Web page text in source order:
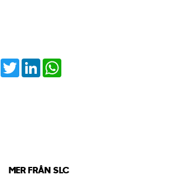
Facebook
TwitterLinkedIn
MER FRÅN SLC